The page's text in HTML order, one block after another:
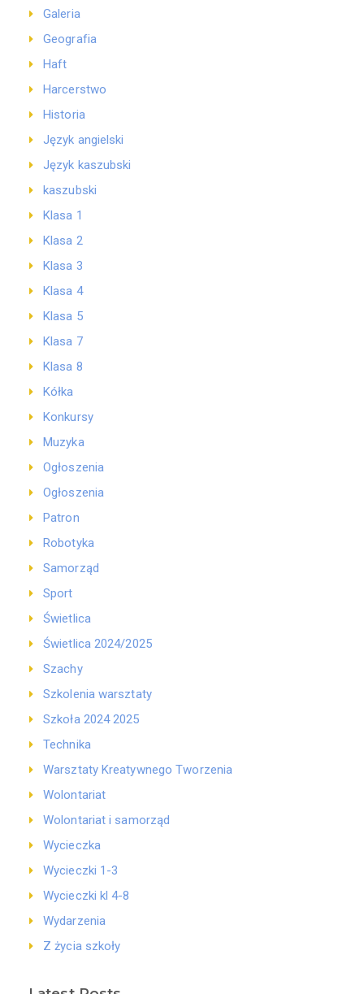
Galeria
Geografia
Haft
Harcerstwo
Historia
Język angielski
Język kaszubski
kaszubski
Klasa 1
Klasa 2
Klasa 3
Klasa 4
Klasa 5
Klasa 7
Klasa 8
Kółka
Konkursy
Muzyka
Ogłoszenia
Ogłoszenia
Patron
Robotyka
Samorząd
Sport
Świetlica
Świetlica 2024/2025
Szachy
Szkolenia warsztaty
Szkoła 2024 2025
Technika
Warsztaty Kreatywnego Tworzenia
Wolontariat
Wolontariat i samorząd
Wycieczka
Wycieczki 1-3
Wycieczki kl 4-8
Wydarzenia
Z życia szkoły